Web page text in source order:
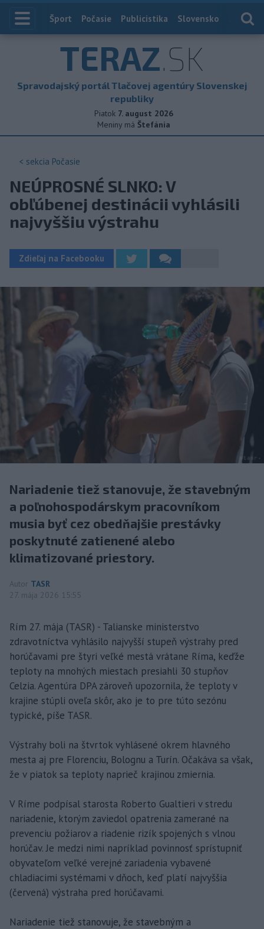
Index
Šport Počasie Publicistika Slovensko
TERAZ.SK
Spravodajský portál Tlačovej agentúry Slovenskej
republiky
Piatok 7. august 2026
Meniny má Štefánia
< sekcia Počasie
NEÚPROSNÉ SLNKO: V
obľúbenej destinácii vyhlásili
najvyššiu výstrahu
Zdieľaj na Facebooku
Nariadenie tiež stanovuje, že stavebným
a poľnohospodárskym pracovníkom
musia byť cez obedňajšie prestávky
poskytnuté zatienené alebo
klimatizované priestory.
Autor TASR
27. mája 2026 15:55
Rím 27. mája (TASR) - Talianske ministerstvo
zdravotníctva vyhlásilo najvyšší stupeň výstrahy pred
horúčavami pre štyri veľké mestá vrátane Ríma, keďže
teploty na mnohých miestach presiahli 30 stupňov
Celzia. Agentúra DPA zároveň upozornila, že teploty v
krajine stúpli oveľa skôr, ako je to pre túto sezónu
typické, píše TASR.
Výstrahy boli na štvrtok vyhlásené okrem hlavného
mesta aj pre Florenciu, Bolognu a Turín. Očakáva sa však,
že v piatok sa teploty naprieč krajinou zmiernia.
V Ríme podpísal starosta Roberto Gualtieri v stredu
nariadenie, ktorým zaviedol opatrenia zamerané na
prevenciu požiarov a riadenie rizík spojených s vlnou
horúčav. Je medzi nimi napríklad povinnosť sprístupniť
obyvateľom veľké verejné zariadenia vybavené
chladiacimi systémami v dňoch, keď platí najvyššia
(červená) výstraha pred horúčavami.
Nariadenie tiež stanovuje, že stavebným a